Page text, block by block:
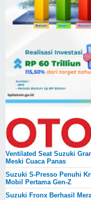
Ventilated Seat Suzuki
Meski Cuaca Panas
Suzuki S-Presso Penuhi
Mobil Pertama Gen-Z
Suzuki Fronx Berhasil